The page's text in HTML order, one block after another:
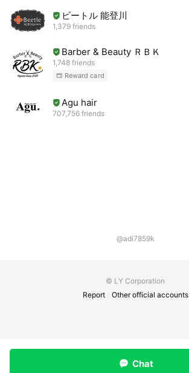
ビートル 能登川
1,379 friends
Barber & Beauty ＲＢＫ
1,748 friends
Reward card
Agu hair
707,756 friends
@adi7859k
© LY Corporation
Report
Other official accounts
Chat